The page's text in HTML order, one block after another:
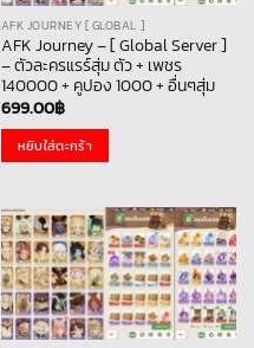
AFK JOURNEY [ GLOBAL ]
AFK Journey – [ Global Server ]
– ตัวละครแรร์สุ่ม ตัว + เพชร
140000 + คูปอง 1000 + อื่นๆสุ่ม
699.00฿
หยิบใส่ตะกร้า